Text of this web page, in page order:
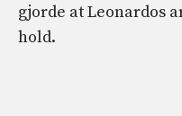
gjorde at Leonardos
hold.